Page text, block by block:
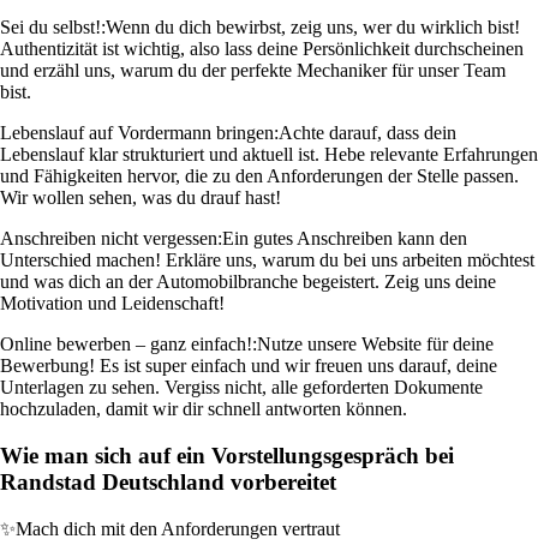
Sei du selbst!:Wenn du dich bewirbst, zeig uns, wer du wirklich bist!
Authentizität ist wichtig, also lass deine Persönlichkeit durchscheinen
und erzähl uns, warum du der perfekte Mechaniker für unser Team
bist.
Lebenslauf auf Vordermann bringen:Achte darauf, dass dein
Lebenslauf klar strukturiert und aktuell ist. Hebe relevante Erfahrungen
und Fähigkeiten hervor, die zu den Anforderungen der Stelle passen.
Wir wollen sehen, was du drauf hast!
Anschreiben nicht vergessen:Ein gutes Anschreiben kann den
Unterschied machen! Erkläre uns, warum du bei uns arbeiten möchtest
und was dich an der Automobilbranche begeistert. Zeig uns deine
Motivation und Leidenschaft!
Online bewerben – ganz einfach!:Nutze unsere Website für deine
Bewerbung! Es ist super einfach und wir freuen uns darauf, deine
Unterlagen zu sehen. Vergiss nicht, alle geforderten Dokumente
hochzuladen, damit wir dir schnell antworten können.
Wie man sich auf ein Vorstellungsgespräch bei
Randstad Deutschland vorbereitet
✨Mach dich mit den Anforderungen vertraut